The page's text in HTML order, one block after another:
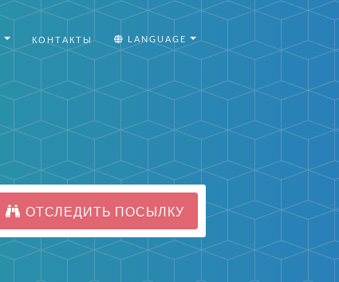
КОНТАКТЫ LANGUAGE
ОТСЛЕДИТЬ ПОСЫЛКУ